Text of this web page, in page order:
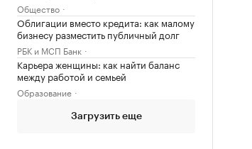
Общество
Облигации вместо кредита: как малому
бизнесу разместить публичный долг
РБК и МСП Банк
Карьера женщины: как найти баланс
между работой и семьей
Образование
Загрузить еще